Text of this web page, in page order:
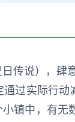
传说），
过实际行
镇中，有